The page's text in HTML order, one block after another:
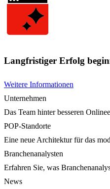
Langfristiger Erfolg
Weitere Informationen
Unternehmen
Das Team hinter besseren
POP-Standorte
Eine neue Architektur für das
Branchenanalysten
Erfahren Sie, was
News